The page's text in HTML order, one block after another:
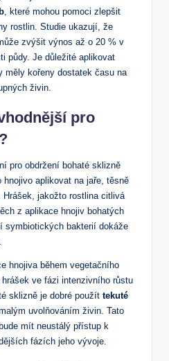
, které mohou pomoci zlepšit
rostlin. Studie ukazují, že
zvýšit výnos až o 20 % v
půdy. Je důležité aplikovat
měly kořeny dostatek času na
živin.
pro
pro obdržení bohaté sklizně
hnojivo aplikovat na jaře, těsně
Hrášek, jakožto rostlina citlivá
z aplikace hnojiv bohatých
symbiotických bakterií dokáže
hnojiva během vegetačního
ve fázi intenzivního růstu
sklizně je dobré použít tekuté
uvolňováním živin. Tato
mít neustálý přístup k
fázích jeho vývoje.